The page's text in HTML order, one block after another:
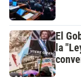
El
la